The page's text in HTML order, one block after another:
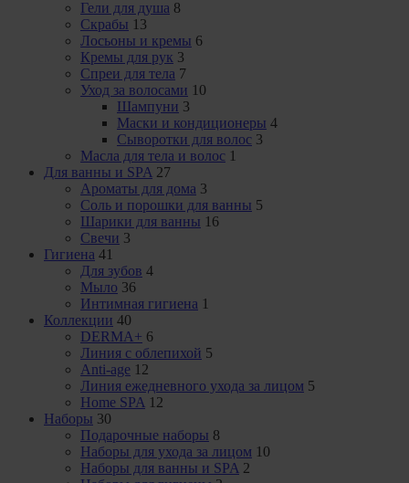
Гели для душа 8
Скрабы 13
Лосьоны и кремы 6
Кремы для рук 3
Спреи для тела 7
Уход за волосами 10
Шампуни 3
Маски и кондиционеры 4
Сыворотки для волос 3
Масла для тела и волос 1
Для ванны и SPA 27
Ароматы для дома 3
Соль и порошки для ванны 5
Шарики для ванны 16
Свечи 3
Гигиена 41
Для зубов 4
Мыло 36
Интимная гигиена 1
Коллекции 40
DERMA+ 6
Линия с облепихой 5
Anti-age 12
Линия ежедневного ухода за лицом 5
Home SPA 12
Наборы 30
Подарочные наборы 8
Наборы для ухода за лицом 10
Наборы для ванны и SPA 2